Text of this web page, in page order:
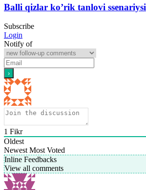
Balli qizlar ko’rik tanlovi ssenariysi
Subscribe
Login
Notify of
1 Fikr
Oldest
Newest Most Voted
Inline Feedbacks
View all comments